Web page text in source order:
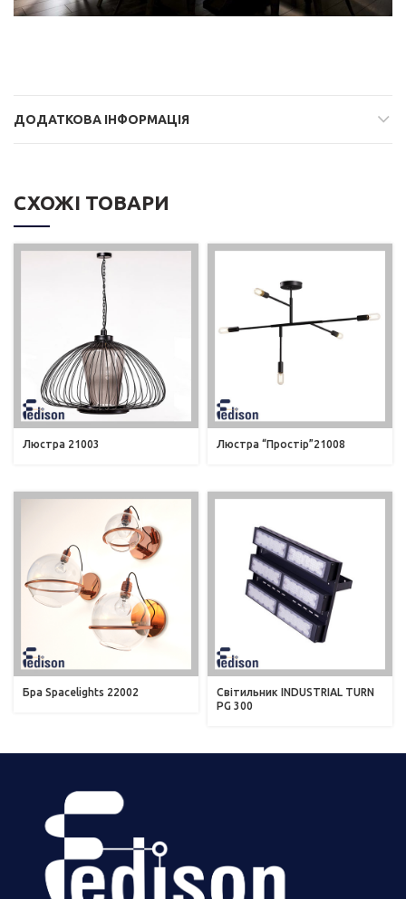
ДОДАТКОВА ІНФОРМАЦІЯ
СХОЖІ ТОВАРИ
Люстра 21003 Люстра “Простір”21008
Бра Spacelights 22002
Світильник INDUSTRIAL TURN
PG 300